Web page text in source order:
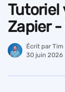
Tutoriel
Zapier -
Écrit par Tim
30 juin 2026